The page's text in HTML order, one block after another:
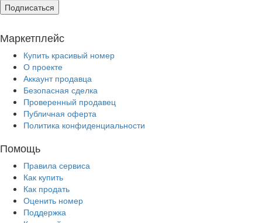
Подписаться
Маркетплейс
Купить красивый номер
О проекте
Аккаунт продавца
Безопасная сделка
Проверенный продавец
Публичная оферта
Политика конфиденциальности
Помощь
Правила сервиса
Как купить
Как продать
Оценить номер
Поддержка